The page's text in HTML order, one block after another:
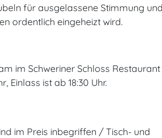
für ausgelassene Stimmung und
ordentlich eingeheizt wird.
im Schweriner Schloss Restaurant
Einlass ist ab 18:30 Uhr.
im Preis inbegriffen / Tisch- und